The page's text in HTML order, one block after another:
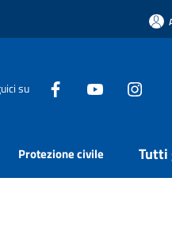
su
Protezione civile Tutti